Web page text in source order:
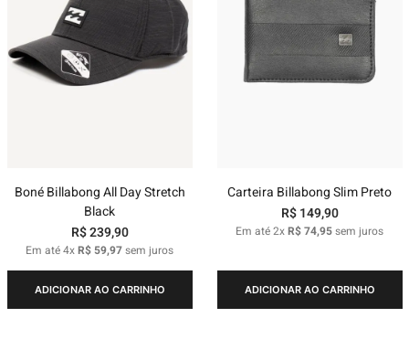
Boné Billabong All Day Stretch
Black
R$239,90
Em até4xR$ 59,97sem juros
ADICIONAR AO CARRINHO
Carteira Billabong Slim Preto
R$ 149,90
Em até2xR$74,95sem juros
ADICIONAR AO CARRINHO